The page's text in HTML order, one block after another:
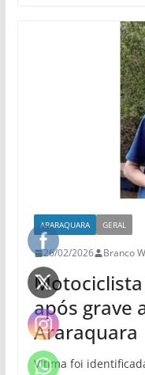
ARARAQUARA GERAL
26/02/2026 Branco
após grave
Araraquara
Vítima foi